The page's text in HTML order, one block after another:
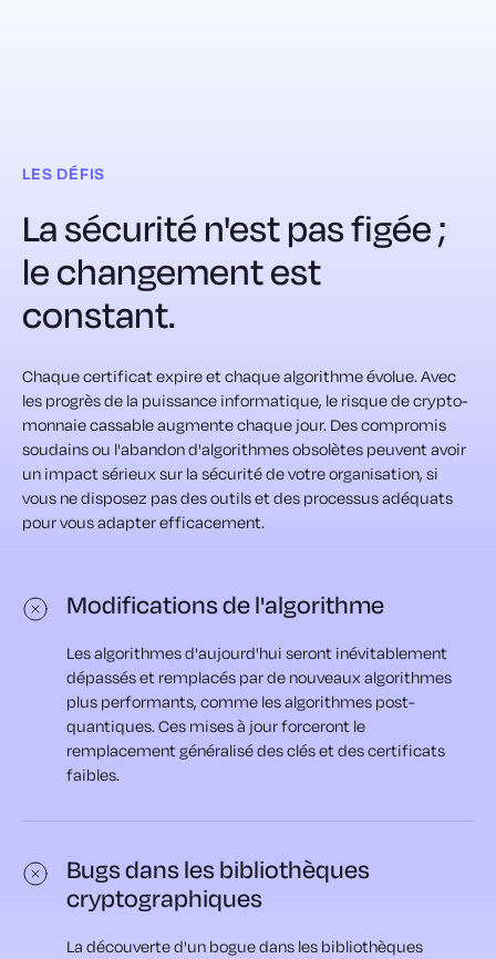
LES DÉFIS
La sécurité n'est pas figée ;
le changement est
constant.
Chaque certificat expire et chaque algorithme évolue. Avec
les progrès de la puissance informatique, le risque de crypto-
monnaie cassable augmente chaque jour. Des compromis
soudains ou l'abandon d'algorithmes obsolètes peuvent avoir
un impact sérieux sur la sécurité de votre organisation, si
vous ne disposez pas des outils et des processus adéquats
pour vous adapter efficacement.
Modifications de l'algorithme
Les algorithmes d'aujourd'hui seront inévitablement
dépassés et remplacés par de nouveaux algorithmes
plus performants, comme les algorithmes post-
quantiques. Ces mises à jour forceront le
remplacement généralisé des clés et des certificats
faibles.
Bugs dans les bibliothèques
cryptographiques
La découverte d'un bogue dans les bibliothèques